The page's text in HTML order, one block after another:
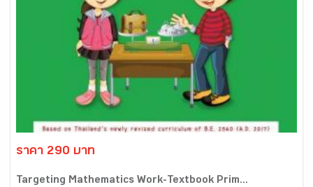
ราคา 290 บาท
Targeting Mathematics Work-Textbook Prim...